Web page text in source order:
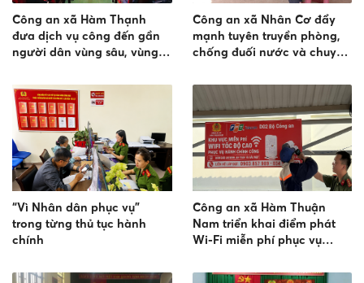
Công an xã Hàm Thạnh
đưa dịch vụ công đến gần
người dân vùng sâu, vùng
Công an xã Nhân Cơ đẩy
mạnh tuyên truyền phòng,
chống đuối nước và chuyển
dân tộc thiểu số
“Vì Nhân dân phục vụ”
trong từng thủ tục hành
chính
Công an xã Hàm Thuận
Nam triển khai điểm phát
Wi-Fi miễn phí phục vụ